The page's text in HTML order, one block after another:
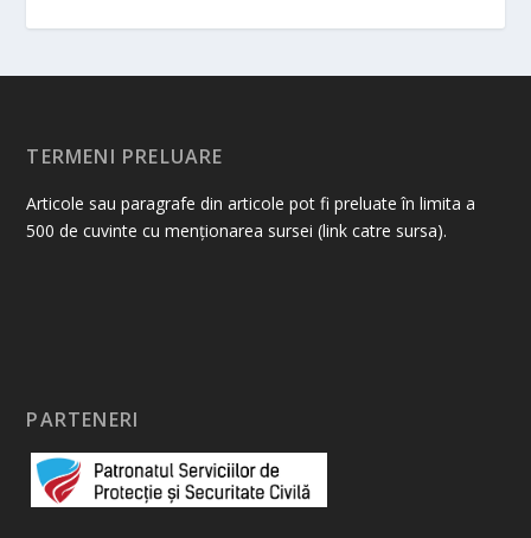
TERMENI PRELUARE
Articole sau paragrafe din articole pot fi preluate în limita a
500 de cuvinte cu menționarea sursei (link catre sursa).
PARTENERI